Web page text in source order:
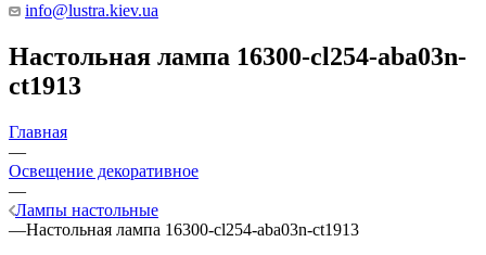
info@lustra.kiev.ua
Настольная лампа 16300-cl254-aba03n-
ct1913
Главная
—
Освещение декоративное
—
Лампы настольные
—Настольная лампа 16300-cl254-aba03n-ct1913